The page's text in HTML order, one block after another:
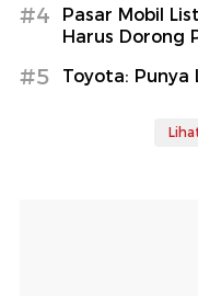
#4
Pasar Mobil
Harus Dorong
#5 Toyota: Punya